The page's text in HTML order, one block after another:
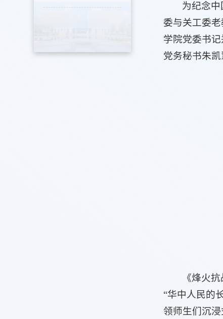
为纪念
委与关工委
学院党委书
党务秘书朱
《烽火
“华中人民的
领师生们沉